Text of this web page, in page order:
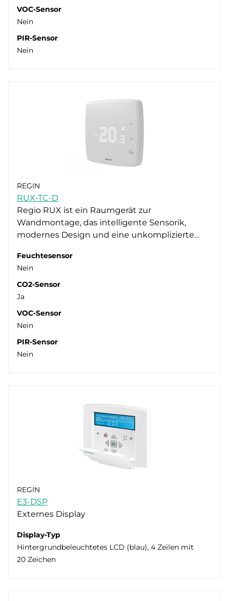
VOC-Sensor
Nein
PIR-Sensor
Nein
REGIN
RUX-TC-D
Regio RUX ist ein Raumgerät zur
Wandmontage, das intelligente Sensorik,
modernes Design und eine unkomplizierte…
Feuchtesensor
Nein
CO2-Sensor
Ja
VOC-Sensor
Nein
PIR-Sensor
Nein
REGIN
E3-DSP
Externes Display
Display-Typ
Hintergrundbeleuchtetes LCD (blau), 4 Zeilen mit
20 Zeichen